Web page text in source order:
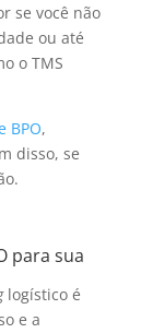
se você não
ou até
o TMS
BPO,
disso, se
para sua
logístico é
e a